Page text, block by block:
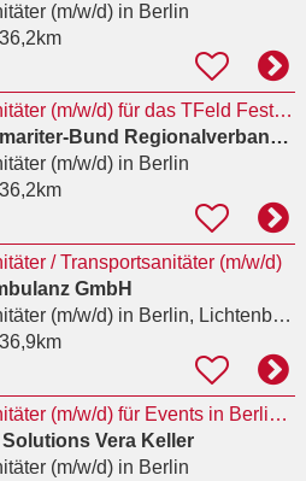
(m/w/d)in Berlin
36,2km
Rettungssanitäter (m/w/d) für das TFeld Festival
Arbeiter-Samariter-Bund Regionalverband Berlin-Nordwest e.V.
(m/w/d)in Berlin
36,2km
/ Transportsanitäter (m/w/d)
GmbH
(m/w/d)in Berlin, Lichtenberg
36,9km
Rettungssanitäter (m/w/d) für Events in Berlin/Brandenburg
Vera Keller
(m/w/d)in Berlin